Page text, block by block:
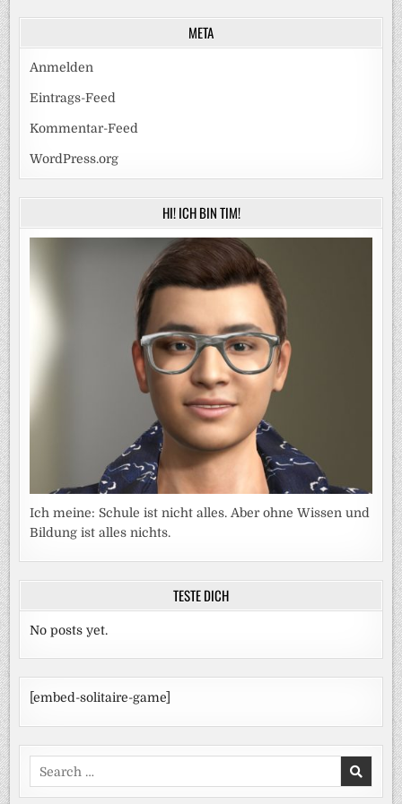
META
Anmelden
Eintrags-Feed
Kommentar-Feed
WordPress.org
HI! ICH BIN TIM!
Ich meine: Schule ist nicht alles. Aber ohne Wissen und
Bildung ist alles nichts.
TESTE DICH
No posts yet.
[embed-solitaire-game]
Search
for: